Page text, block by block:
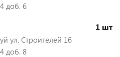
доб. 6
1 шт
ул. Строителей 16
доб. 8